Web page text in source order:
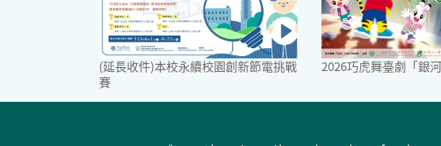
(延長收件)本校永續校園創新節電挑戰
賽
2026巧虎舞臺劇「銀